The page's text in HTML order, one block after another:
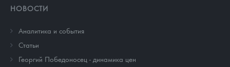
НОВОСТИ
Аналитика и события
Cтатьи
Георгий Победоносец - динамика цен